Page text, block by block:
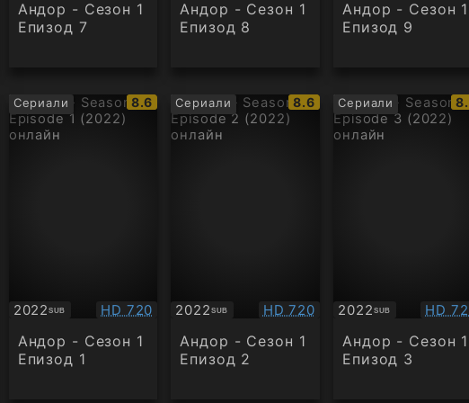
Андор - Сезон 1
Епизод 7
Андор - Сезон 1
Епизод 8
Андор - Сезон 1
Епизод 9
Сериали
IMDb
рейтинг:
8.6
2022SUB
Субтитри Качество:
HD 720
Андор - Сезон 1
Епизод 1
Сериали
IMDb
рейтинг:
8.6
2022SUB
Субтитри Качество:
HD 720
Андор - Сезон 1
Епизод 2
Сериали
2022SUB
Субтитри HD
Андор - Сезон 1
Епизод 3